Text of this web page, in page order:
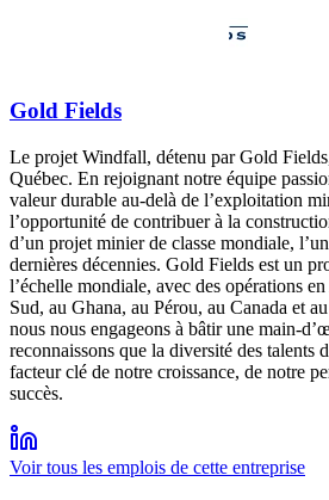
Gold Fields
Le projet Windfall, détenu par Gold
Québec. En rejoignant notre équipe
valeur durable au-delà de l’exploitation
l’opportunité de contribuer à la
d’un projet minier de classe mondiale,
dernières décennies. Gold Fields est un
l’échelle mondiale, avec des opérations
Sud, au Ghana, au Pérou, au Canada et
nous nous engageons à bâtir une main-
reconnaissons que la diversité des talents
facteur clé de notre croissance, de notre
succès.
Voir tous les emplois de cette entreprise